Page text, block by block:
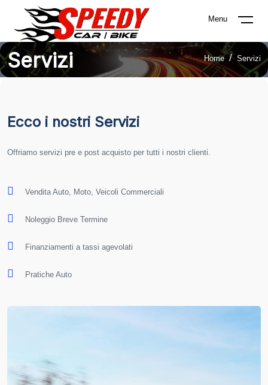
Menu
Servizi Home Servizi
Ecco i nostri Servizi
Offriamo servizi pre e post acquisto per tutti i nostri clienti.
Vendita Auto, Moto, Veicoli Commerciali
Noleggio Breve Termine
Finanziamenti a tassi agevolati
Pratiche Auto